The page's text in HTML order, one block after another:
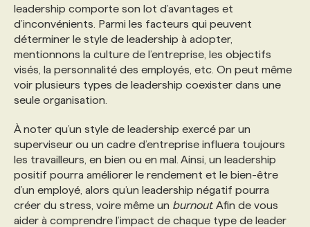
PRIX ET DISTINCTIONS
TENDANCES
GEO/SEO
ÉVÉNEMENTIEL
NOS AUTEUR‧RICES
FAQ
ANNONCEZ AVEC NOUS
FORMATIONS PERSONNALISÉES
NOS FORMATEUR‧RICES
POURQUOI CHOISIR NOS FORMATIONS
NOS TARIFS
PROGRAMMES DE SUBVENTIONS
NOS TARIFS
NOS EXPERTISES
FAQ
ANNONCEZ AVEC NOUS
leadership comporte son lot d’avantages et
d’inconvénients. Parmi les facteurs qui peuvent
déterminer le style de leadership à adopter,
mentionnons la culture de l’entreprise, les objectifs
visés, la personnalité des employés, etc. On peut même
voir plusieurs types de leadership coexister dans une
seule organisation.
À noter qu’un style de leadership exercé par un
superviseur ou un cadre d’entreprise influera toujours
les travailleurs, en bien ou en mal. Ainsi, un leadership
positif pourra améliorer le rendement et le bien-être
d’un employé, alors qu’un leadership négatif pourra
créer du stress, voire même un burnout. Afin de vous
aider à comprendre l’impact de chaque type de leader